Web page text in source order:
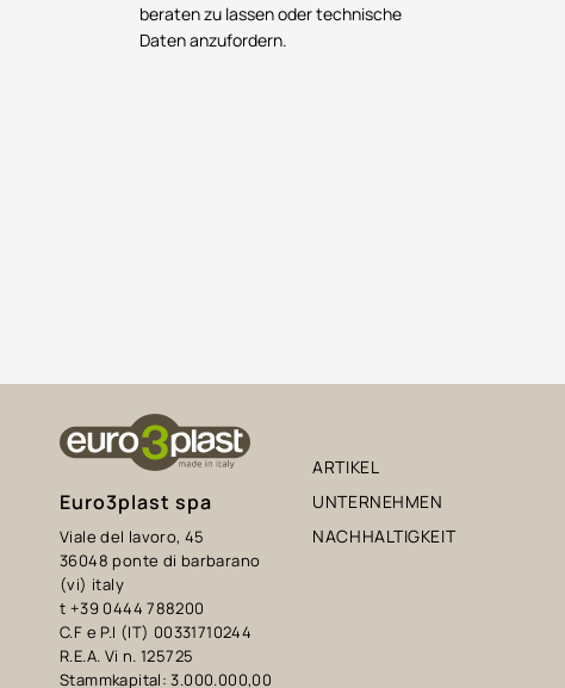
beraten zu lassen oder technische
Daten anzufordern.
Euro3plast spa
Viale del lavoro, 45
36048 ponte di barbarano
(vi) italy
t +39 0444 788200
C.F e P.I (IT) 00331710244
R.E.A. Vi n. 125725
Stammkapital: 3.000.000,00
ARTIKEL
UNTERNEHMEN
NACHHALTIGKEIT